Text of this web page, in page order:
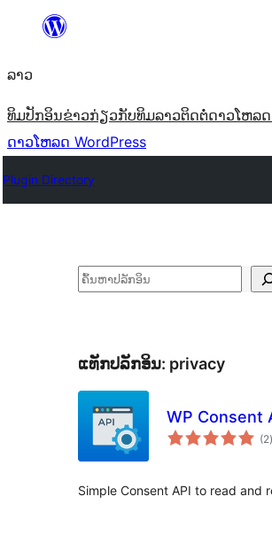
ທີ່
ເນື້ອຫາ
ລາວ
ທິມປັກອິນຂ່າວກ່ຽວກັບທິມລາວຕິດຕໍ່ດາວໂຫລ
ດາວໂຫລດ WordPress
Plugin Directory
ຄົ້ນຫາ
ແທັກປລັກອິນ: privacy
WP Consent
(2)
Simple Consent API to read